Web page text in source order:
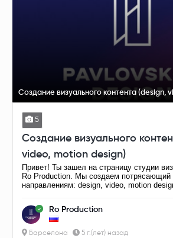
Создание визуального контента (design,
5
Создание визуального
video, motion design)
Привет! Ты зашел на страницу студии
Ro Production. Мы создаем потрясающий
направлениям: design, video, motion
Ro Production
Барселона 5 г.(лет) назад